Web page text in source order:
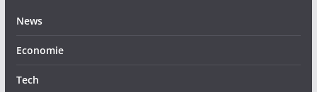
News
Economie
Tech